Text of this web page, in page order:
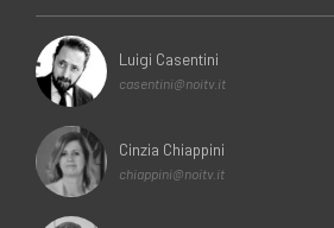
Luigi Casentini
casentini@noitv.it
Cinzia Chiappini
chiappini@noitv.it